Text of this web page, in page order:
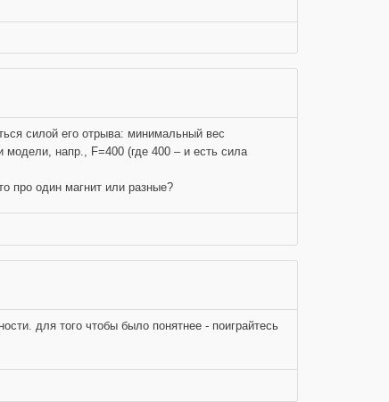
силой его отрыва: минимальный вес
модели, напр., F=400 (где 400 – и есть сила
про один магнит или разные?
для того чтобы было понятнее - поиграйтесь